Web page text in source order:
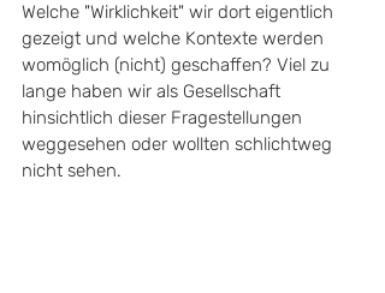
Welche "Wirklichkeit" wir dort eigentlich
gezeigt und welche Kontexte werden
womöglich (nicht) geschaffen? Viel zu
lange haben wir als Gesellschaft
hinsichtlich dieser Fragestellungen
weggesehen oder wollten schlichtweg
nicht sehen.